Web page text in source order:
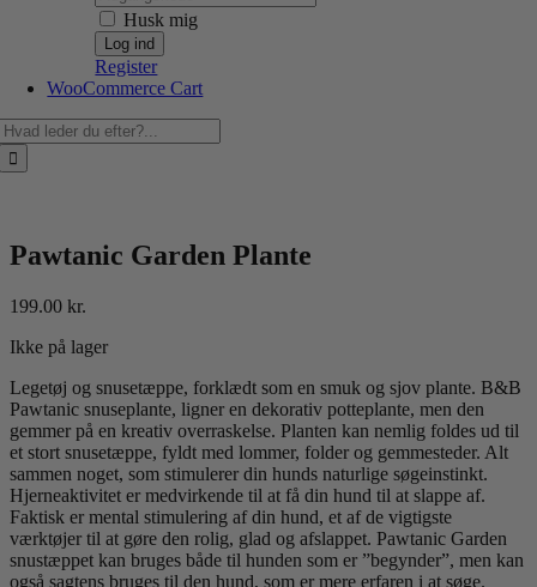
Husk mig
Register
WooCommerce Cart
Pawtanic Garden Plante
199.00 kr.
Ikke på lager
Legetøj og snusetæppe, forklædt som en smuk og sjov plante. B&B
Pawtanic snuseplante, ligner en dekorativ potteplante, men den
gemmer på en kreativ overraskelse. Planten kan nemlig foldes ud til
et stort snusetæppe, fyldt med lommer, folder og gemmesteder. Alt
sammen noget, som stimulerer din hunds naturlige søgeinstinkt.
Hjerneaktivitet er medvirkende til at få din hund til at slappe af.
Faktisk er mental stimulering af din hund, et af de vigtigste
værktøjer til at gøre den rolig, glad og afslappet. Pawtanic Garden
snustæppet kan bruges både til hunden som er ”begynder”, men kan
også sagtens bruges til den hund, som er mere erfaren i at søge.